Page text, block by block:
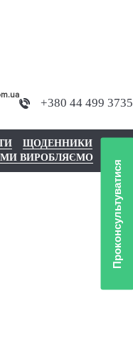
+380 44 499 3735
ЩОДЕННИКИ
МИ ВИРОБЛЯЄМО
Проконсультуватися